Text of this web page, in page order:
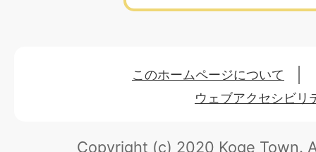
このホームページについて
ウェブアクセシビリ
Copyright (c) 2020 Koge Town.